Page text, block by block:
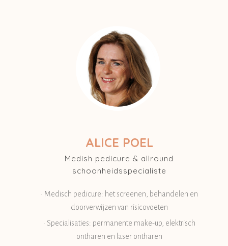
ALICE POEL
Medish pedicure & allround
schoonheidsspecialiste
• Medisch pedicure: het screenen, behandelen en
doorverwijzen van risicovoeten
• Specialisaties: permanente make-up, elektrisch
ontharen en laser ontharen